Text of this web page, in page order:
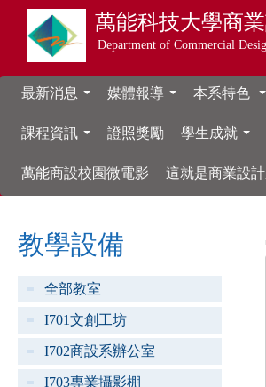
萬能科技大學商
Department of Commercial
最新消息 媒體報導 本系特色
課程資訊 證照獎勵 學生成就
萬能商設校園微電影 這就是商業設
教學設備
全部教室
I701文創工坊
I702商設系辦公室
I703專業攝影棚